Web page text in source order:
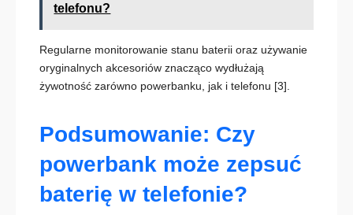
telefonu?
Regularne monitorowanie stanu baterii oraz używanie
oryginalnych akcesoriów znacząco wydłużają
żywotność zarówno powerbanku, jak i telefonu [3]
Podsumowanie: Czy
powerbank może zepsuć
baterię w telefonie?